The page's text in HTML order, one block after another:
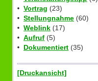
• Vortrag (23)
• Stellungnahme (60)
• Weblink (17)
• Aufruf (5)
• Dokumentiert (35)
[Druckansicht]